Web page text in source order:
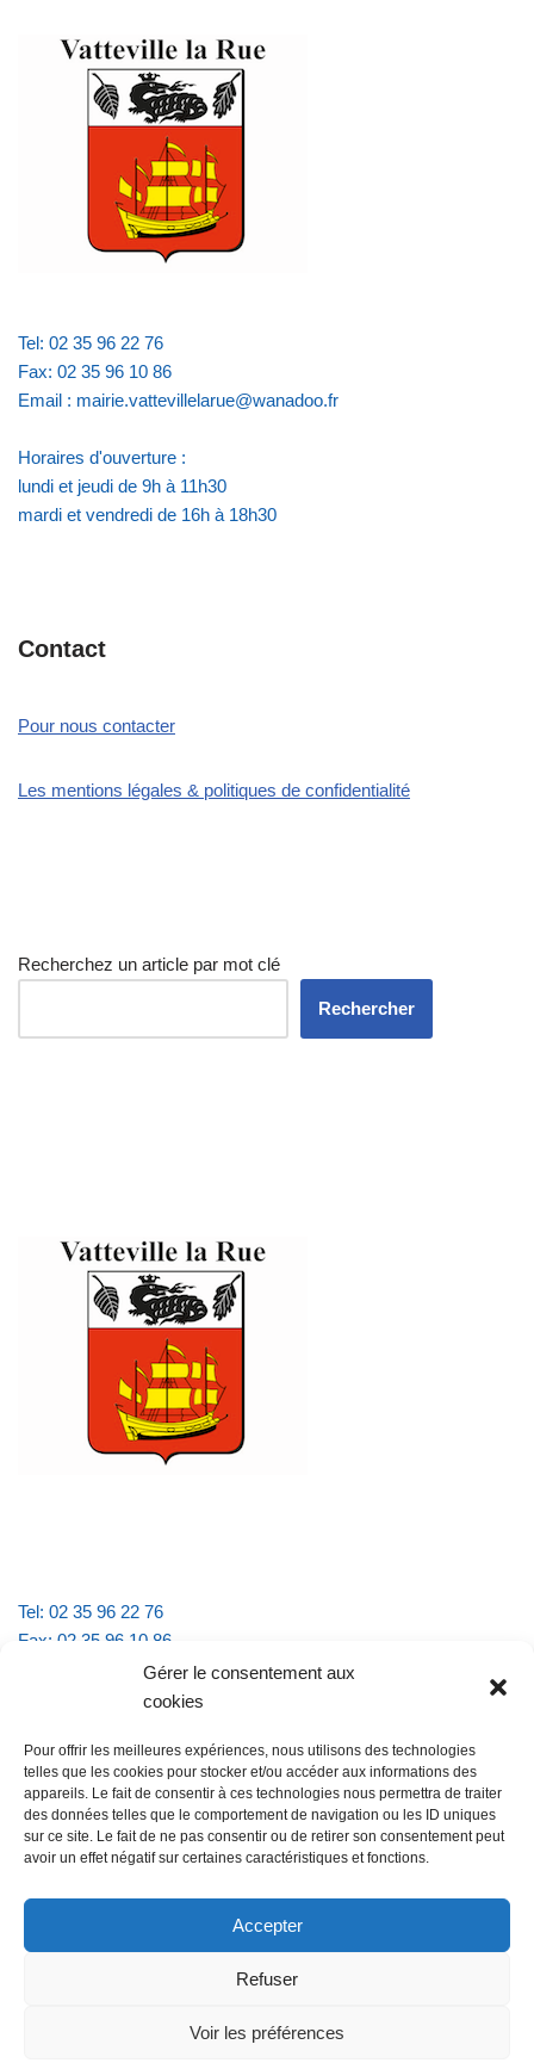
Gérer le consentement aux
cookies
Pour offrir les meilleures expériences, nous utilisons des technologies
telles que les cookies pour stocker et/ou accéder aux informations des
appareils. Le fait de consentir à ces technologies nous permettra de traiter
des données telles que le comportement de navigation ou les ID uniques
sur ce site. Le fait de ne pas consentir ou de retirer son consentement peut
avoir un effet négatif sur certaines caractéristiques et fonctions.
Accepter
Refuser
Voir les préférences
Tel: 02 35 96 22 76
Fax: 02 35 96 10 86
Email : mairie.vattevillelarue@wanadoo.fr
Horaires d'ouverture :
lundi et jeudi de 9h à 11h30
mardi et vendredi de 16h à 18h30
Contact
Pour nous contacter
Les mentions légales & politiques de confidentialité
Recherchez un article par mot clé
Rechercher
Tel: 02 35 96 22 76
Fax: 02 35 96 10 86
Email : mairie.vattevillelarue@wanadoo.fr
lundi et jeudi de 9h à 11h30
mardi et vendredi de 16h à 18h30
@Vatteville-la-rue mentions légales